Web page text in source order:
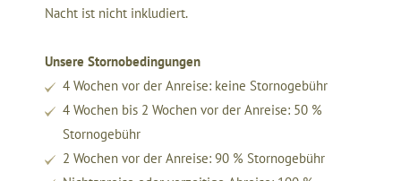
Nacht ist nicht inkludiert.
Unsere Stornobedingungen
4 Wochen vor der Anreise: keine Stornogebühr
4 Wochen bis 2 Wochen vor der Anreise: 50 %
Stornogebühr
2 Wochen vor der Anreise: 90 % Stornogebühr